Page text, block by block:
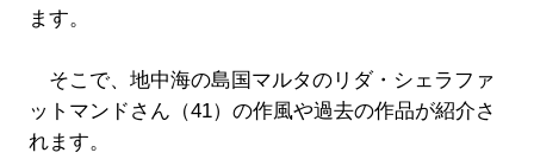
ます。
そこで、地中海の島国マルタのリダ・シェラファ
ットマンドさん（41）の作風や過去の作品が紹介さ
れます。